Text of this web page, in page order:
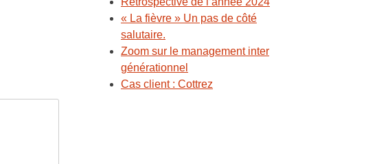
« La fièvre » Un pas de côté
salutaire.
Zoom sur le management inter
générationnel
Cas client : Cottrez